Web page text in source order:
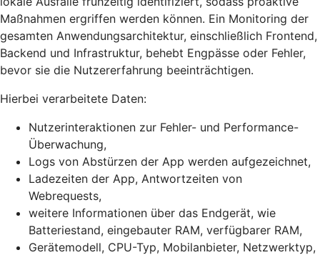
Maßnahmen ergriffen werden können. Ein Monitoring der
gesamten Anwendungsarchitektur, einschließlich Frontend,
Backend und Infrastruktur, behebt Engpässe oder Fehler,
bevor sie die Nutzererfahrung beeinträchtigen.
Hierbei verarbeitete Daten:
Nutzerinteraktionen zur Fehler- und Performance-
Überwachung,
Logs von Abstürzen der App werden aufgezeichnet,
Ladezeiten der App, Antwortzeiten von
Webrequests,
weitere Informationen über das Endgerät, wie
Batteriestand, eingebauter RAM, verfügbarer RAM,
Gerätemodell, CPU-Typ, Mobilanbieter, Netzwerktyp,